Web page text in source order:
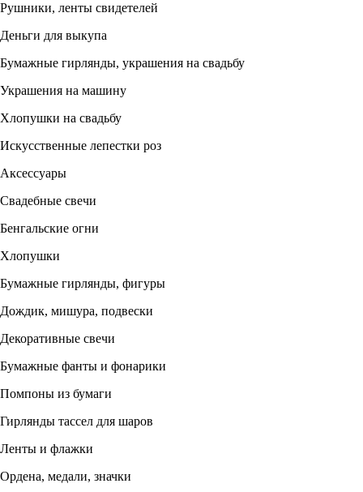
Рушники, ленты свидетелей
Деньги для выкупа
Бумажные гирлянды, украшения на свадьбу
Украшения на машину
Хлопушки на свадьбу
Искусственные лепестки роз
Аксессуары
Свадебные свечи
Бенгальские огни
Хлопушки
Бумажные гирлянды, фигуры
Дождик, мишура, подвески
Декоративные свечи
Бумажные фанты и фонарики
Помпоны из бумаги
Гирлянды тассел для шаров
Ленты и флажки
Ордена, медали, значки